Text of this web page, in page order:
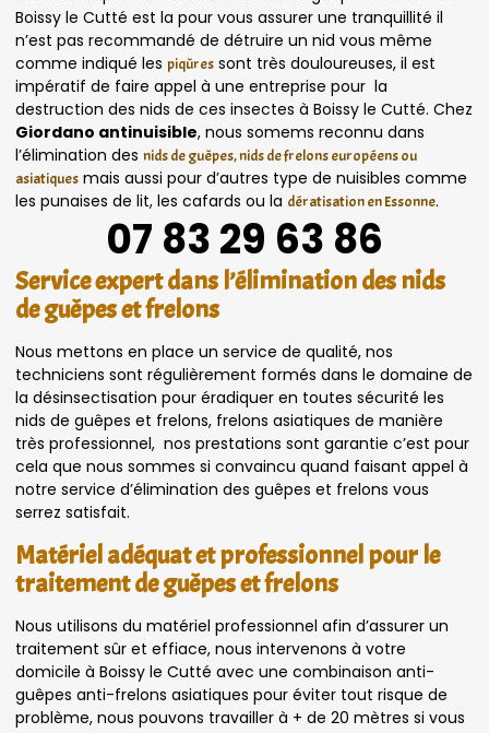
Boissy le Cutté est la pour vous assurer une tranquillité il
n’est pas recommandé de détruire un nid vous même
comme indiqué les piqûres sont très douloureuses, il est
impératif de faire appel à une entreprise pour la
destruction des nids de ces insectes à Boissy le Cutté. Chez
Giordano antinuisible, nous somems reconnu dans
l’élimination des nids de guêpes, nids de frelons européens ou
asiatiques mais aussi pour d’autres type de nuisibles comme
les punaises de lit, les cafards ou la dératisation en Essonne.
07 83 29 63 86
Service expert dans l’élimination des nids
de guêpes et frelons
Nous mettons en place un service de qualité, nos
techniciens sont régulièrement formés dans le domaine de
la désinsectisation pour éradiquer en toutes sécurité les
nids de guêpes et frelons, frelons asiatiques de manière
très professionnel, nos prestations sont garantie c’est pour
cela que nous sommes si convaincu quand faisant appel à
notre service d’élimination des guêpes et frelons vous
serrez satisfait.
Matériel adéquat et professionnel pour le
traitement de guêpes et frelons
Nous utilisons du matériel professionnel afin d’assurer un
traitement sûr et effiace, nous intervenons à votre
domicile à Boissy le Cutté avec une combinaison anti-
guêpes anti-frelons asiatiques pour éviter tout risque de
problème, nous pouvons travailler à + de 20 mètres si vous